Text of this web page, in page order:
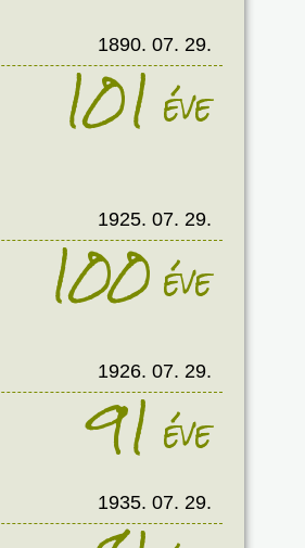
1890. 07. 29.
101éve
1925. 07. 29.
100éve
1926. 07. 29.
91éve
1935. 07. 29.